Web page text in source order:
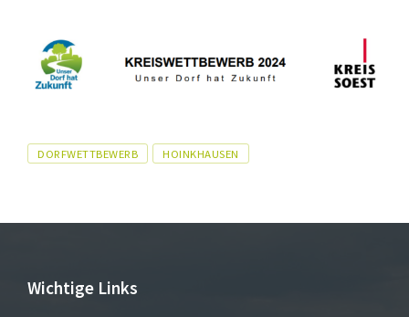
Tags
DORFWETTBEWERB HOINKHAUSEN
Wichtige Links